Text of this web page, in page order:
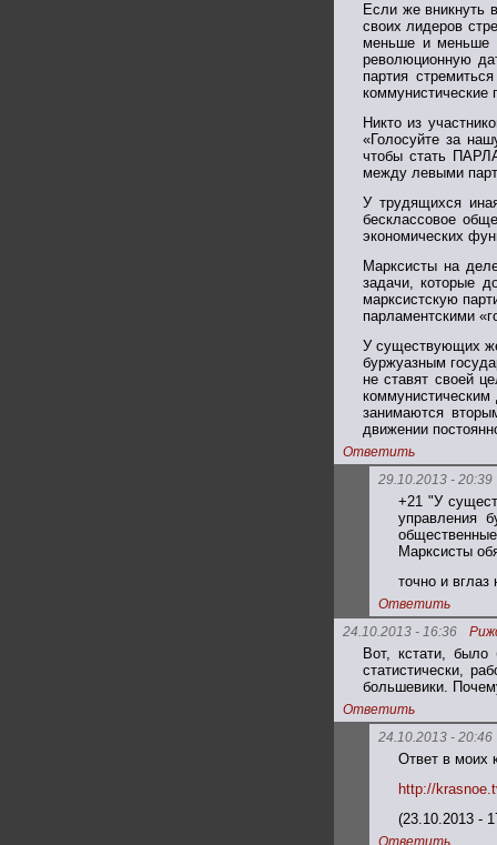
Если же вникнуть
своих лидеров
меньше и меньше
революционную
партия
коммунистические
Никто из
«Голосуйте за
чтобы стать
между левыми
У трудящихся
бесклассовое
экономических
Марксисты на
задачи, которые
марксистскую
парламентскими
У существующих же
буржуазным
не ставят своей
занимаются
движении
Ответить
29.10.2013 - 20:39
+21 "У
управления
Марксисты
точно и вглаз
Ответить
24.10.2013 - 16:36
Вот, кстати, было
статистически,
большевики.
Ответить
24.10.2013 - 20:46
Ответ в моих
http://
(23.10.2013 -
Ответить